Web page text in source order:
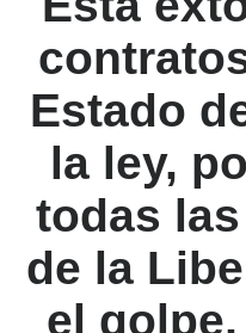
Estado
la ley,
todas
de la
el